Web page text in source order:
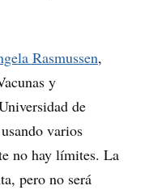
Rasmussen,
y
de
varios
no hay límites. La
pero no será